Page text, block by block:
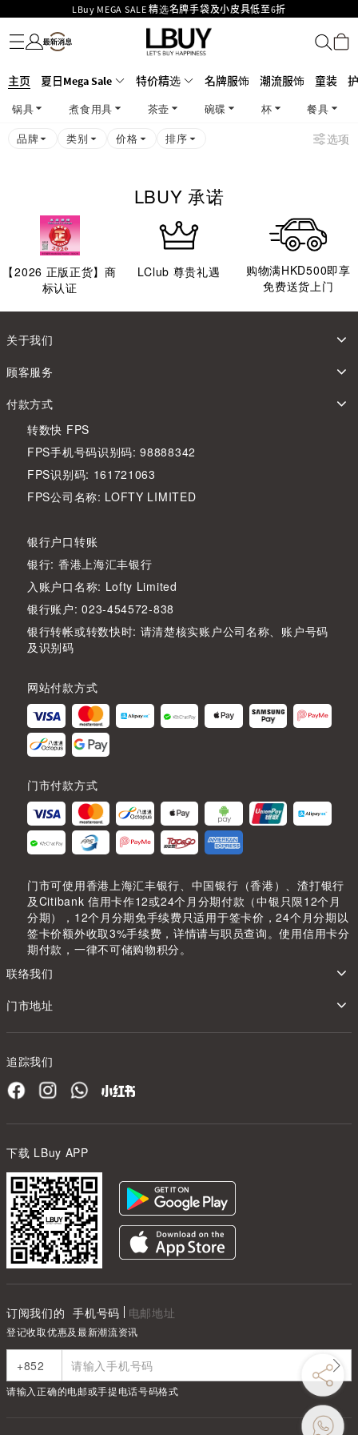
LBuy MEGA SALE 精选名牌手袋及小皮具低至6折
Goyard Hobo / Hobo Mini人气限量特别版限时原价低至75折!
LBuy呈献 - Hermès 及 Chanel 手袋及首饰低至6折，立即入手!
426号铺！
MOKO 1楼175号铺旗舰店特设名牌Hermès、CHANEL及LV专区！
购物满HKD500即享免运费！
LBuy获香港知识产权署颁发2026《正版正货承诺》商标
名牌服饰
潮流服饰
童装
护肤美妆
香水香薰
个人护理
母婴护理
游戏及精品玩具
文仪用品
家居生活
电子产品
美食
医药保健
运动与户外用品
主页 夏日Mega Sale 特价精选 名牌服饰 潮流服饰 童装
锅具 煮食用具 茶壶 碗碟 杯
餐具
品牌
类别 价格 排序 选项
LBUY 承诺
【2026 正版正货】商
标认证
LClub 尊贵礼遇
购物满HKD500即享
免费送货上门
关于我们
顾客服务
付款方式
转数快 FPS
FPS手机号码识别码: 98888342
FPS识别码: 161721063
FPS公司名称: LOFTY LIMITED
银行户口转账
银行: 香港上海汇丰银行
入账户口名称: Lofty Limited
银行账户: 023-454572-838
银行转帐或转数快时: 请清楚核实账户公司名称、账户号码
及识别码
网站付款方式
门市付款方式
门市可使用香港上海汇丰银行、中国银行（香港）、渣打银行
及Citibank 信用卡作12或24个月分期付款（中银只限12个月
分期），12个月分期免手续费只适用于签卡价，24个月分期以
签卡价额外收取3%手续费，详情请与职员查询。使用信用卡分
期付款，一律不可储购物积分。
联络我们
门市地址
追踪我们
下载 LBuy APP
订阅我们的 手机号码 电邮地址
登记收取优惠及最新潮流资讯
请输入正确的电邮或手提电话号码格式